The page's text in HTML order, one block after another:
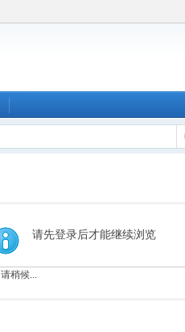
请先登录后才能继续浏览
请稍候...